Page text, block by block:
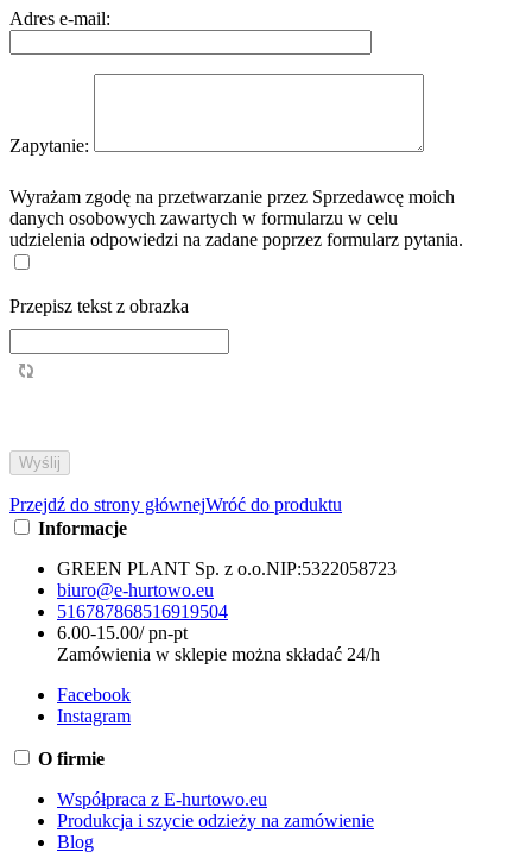
Adres e-mail:
Zapytanie:
Wyrażam zgodę na przetwarzanie przez Sprzedawcę moich
danych osobowych zawartych w formularzu w celu
udzielenia odpowiedzi na zadane poprzez formularz pytania.
Przepisz tekst z obrazka
Przejdź do strony głównejWróć do produktu
Informacje
GREEN PLANT Sp. z o.o.NIP:5322058723
biuro@e-hurtowo.eu
516787868516919504
6.00-15.00/ pn-pt
Zamówienia w sklepie można składać 24/h
Facebook
Instagram
O firmie
Współpraca z E-hurtowo.eu
Produkcja i szycie odzieży na zamówienie
Blog